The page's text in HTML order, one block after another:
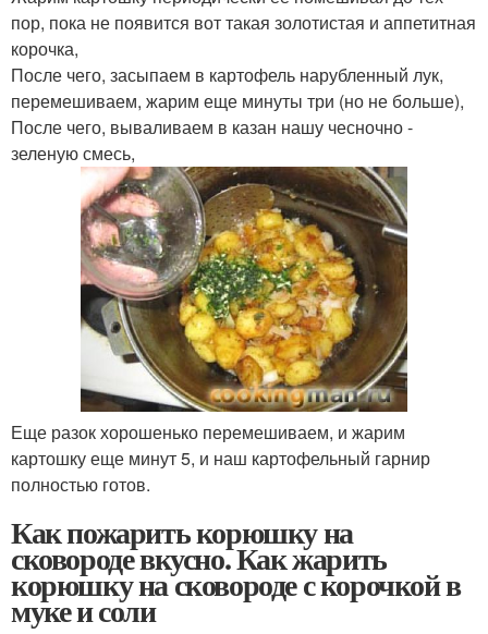
пор, пока не появится вот такая золотистая и аппетитная
корочка,
После чего, засыпаем в картофель нарубленный лук,
перемешиваем, жарим еще минуты три (но не больше),
После чего, вываливаем в казан нашу чесночно -
зеленую смесь,
Еще разок хорошенько перемешиваем, и жарим
картошку еще минут 5, и наш картофельный гарнир
полностью готов.
Как пожарить корюшку на
сковороде вкусно. Как жарить
корюшку на сковороде с корочкой в
муке и соли